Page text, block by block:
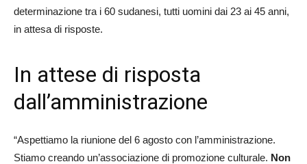
determinazione tra i 60 sudanesi, tutti uomini dai 23 ai 45 anni,
in attesa di risposte.
In attese di risposta
dall’amministrazione
“Aspettiamo la riunione del 6 agosto con l’amministrazione.
Stiamo creando un’associazione di promozione culturale. Non